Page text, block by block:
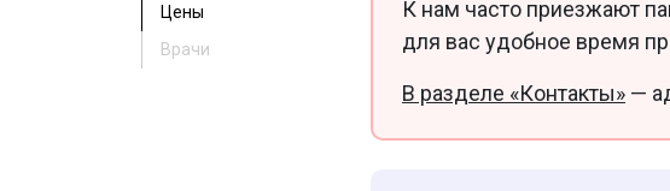
Цены
Врачи
К нам часто приезжают
для вас удобное время
В разделе «Контакты» —